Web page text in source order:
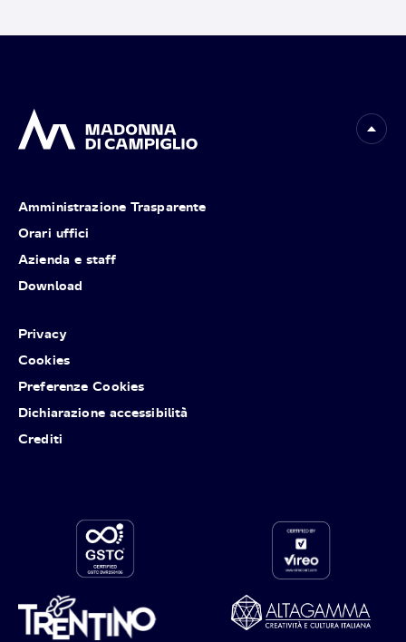
Amministrazione Trasparente
Orari uffici
Azienda e staff
Download
Privacy
Cookies
Preferenze Cookies
Dichiarazione accessibilità
Crediti